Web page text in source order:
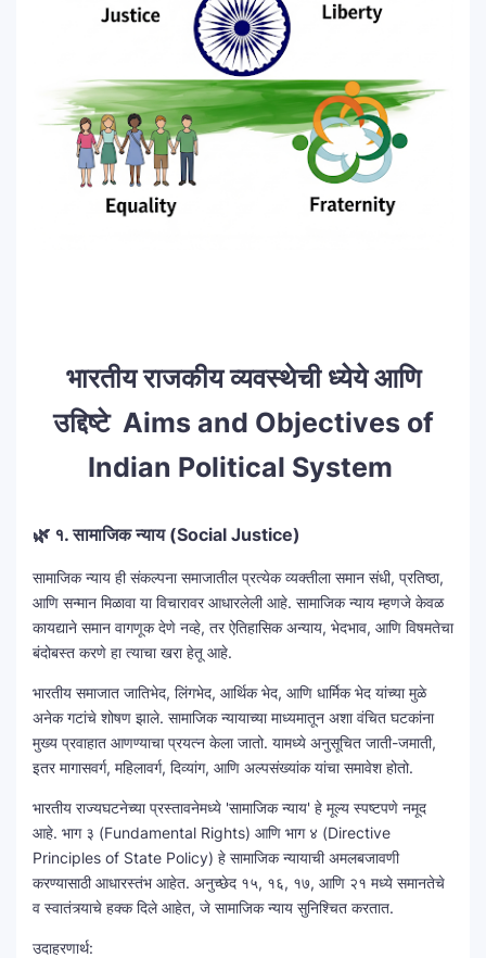
भारतीय राजकीय व्यवस्थेची ध्येये आणि
उद्दिष्टे Aims and Objectives of
Indian Political System
🌿 १. सामाजिक न्याय (Social Justice)
सामाजिक न्याय ही संकल्पना समाजातील प्रत्येक व्यक्तीला समान संधी, प्रतिष्ठा,
आणि सन्मान मिळावा या विचारावर आधारलेली आहे. सामाजिक न्याय म्हणजे केवळ
कायद्याने समान वागणूक देणे नव्हे, तर ऐतिहासिक अन्याय, भेदभाव, आणि विषमतेचा
बंदोबस्त करणे हा त्याचा खरा हेतू आहे.
भारतीय समाजात जातिभेद, लिंगभेद, आर्थिक भेद, आणि धार्मिक भेद यांच्या मुळे
अनेक गटांचे शोषण झाले. सामाजिक न्यायाच्या माध्यमातून अशा वंचित घटकांना
मुख्य प्रवाहात आणण्याचा प्रयत्न केला जातो. यामध्ये अनुसूचित जाती-जमाती,
इतर मागासवर्ग, महिलावर्ग, दिव्यांग, आणि अल्पसंख्यांक यांचा समावेश होतो.
भारतीय राज्यघटनेच्या प्रस्तावनेमध्ये 'सामाजिक न्याय' हे मूल्य स्पष्टपणे नमूद
आहे. भाग ३ (Fundamental Rights) आणि भाग ४ (Directive
Principles of State Policy) हे सामाजिक न्यायाची अमलबजावणी
करण्यासाठी आधारस्तंभ आहेत. अनुच्छेद १५, १६, १७, आणि २१ मध्ये समानतेचे
व स्वातंत्र्याचे हक्क दिले आहेत, जे सामाजिक न्याय सुनिश्चित करतात.
उदाहरणार्थ: